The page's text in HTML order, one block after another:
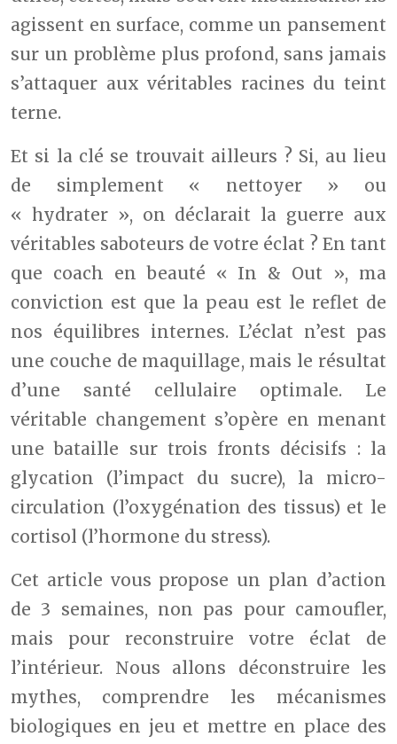
agissent en surface, comme un pansement
sur un problème plus profond, sans jamais
s’attaquer aux véritables racines du teint
terne.
Et si la clé se trouvait ailleurs ? Si, au lieu
de simplement « nettoyer » ou
« hydrater », on déclarait la guerre aux
véritables saboteurs de votre éclat ? En tant
que coach en beauté « In & Out », ma
conviction est que la peau est le reflet de
nos équilibres internes. L’éclat n’est pas
une couche de maquillage, mais le résultat
d’une santé cellulaire optimale. Le
véritable changement s’opère en menant
une bataille sur trois fronts décisifs : la
glycation (l’impact du sucre), la micro-
circulation (l’oxygénation des tissus) et le
cortisol (l’hormone du stress).
Cet article vous propose un plan d’action
de 3 semaines, non pas pour camoufler,
mais pour reconstruire votre éclat de
l’intérieur. Nous allons déconstruire les
mythes, comprendre les mécanismes
biologiques en jeu et mettre en place des